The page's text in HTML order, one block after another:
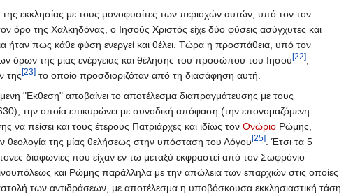
εκκλησίας με τους μονοφυσίτες των περιοχών αυτών, υπό τον τον
όρο της Χαλκηδόνας, ο Ιησούς Χριστός είχε δύο φύσεις ασύγχυτες και
ήταν πως κάθε φύση ενεργεί και θέλει. Τώρα η προσπάθεια, υπό τον
όρων της μίας ενέργειας και θέλησης του προσώπου του Ιησού[22]
της[23] το οποίο προσδιοριζόταν από τη διασάφηση αυτή.
"Εκθεση" αποβαίνει το αποτέλεσμα διαπραγμάτευσης με τους
630), την οποία επικυρώνει με συνοδική απόφαση (την επονομαζόμενη
να πείσει και τους έτερους Πατριάρχες και ιδίως τον Ονώριο Ρώμης,
θεολογία της μίας θελήσεως στην υπόσταση του Λόγου[25]
. Έτσι τα 5
διαφωνίες που είχαν εν τω μεταξύ εκφραστεί από τον Σωφρόνιο
και Ρώμης παράλληλα με την απώλεια των επαρχιών στις οποίες
των αντιδράσεων, με αποτέλεσμα η υποβόσκουσα εκκλησιαστική τάση